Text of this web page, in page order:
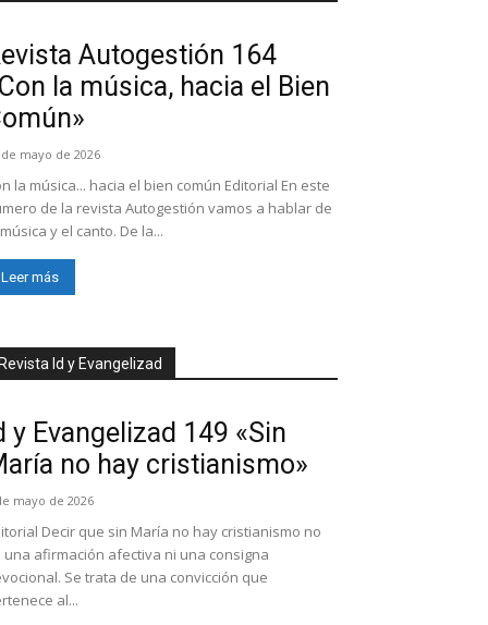
Autogestión 164
la música, hacia el Bien
mayo de 2026
la música... hacia el bien común Editorial En este
de la revista Autogestión vamos a hablar de
y el canto. De la...
Leer más
Revista Id y Evangelizad
y Evangelizad 149 «Sin
no hay cristianismo»
mayo de 2026
Decir que sin María no hay cristianismo no
una afirmación afectiva ni una consigna
Se trata de una convicción que
al...